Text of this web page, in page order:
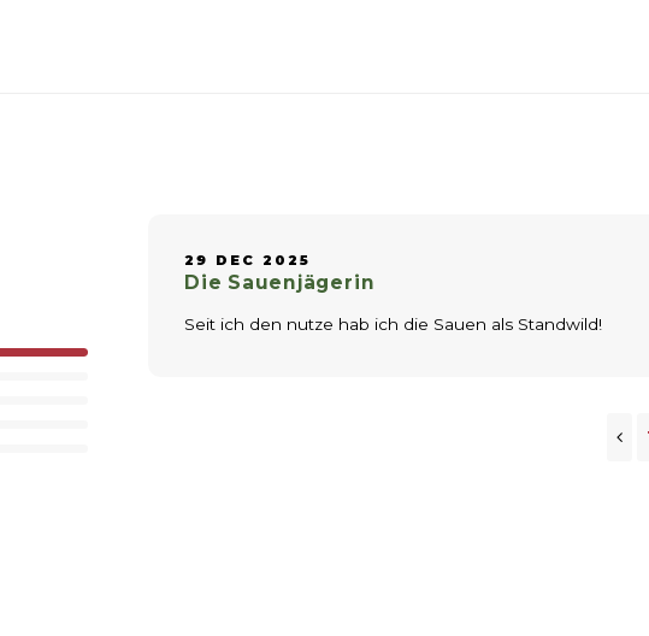
29 DEC 2025
Die Sauenjägerin
Seit ich den nutze hab ich die Sauen als Standwild!